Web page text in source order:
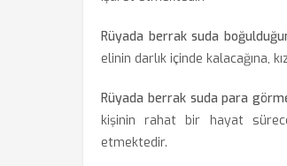
Rüyada berrak suda
elinin darlık içinde kalacağına,
Rüyada berrak suda para
kişinin rahat bir hayat
etmektedir.